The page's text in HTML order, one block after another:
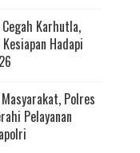
Karhutla,
Hadapi
Polres
Pelayanan